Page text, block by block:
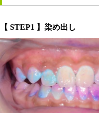
【 STEP1 】染め出し